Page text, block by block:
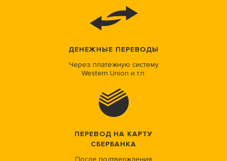
ДЕНЕЖНЫЕ ПЕРЕВОДЫ
Через платежную систему
Western Union и т.п.
ПЕРЕВОД НА КАРТУ
СБЕРБАНКА